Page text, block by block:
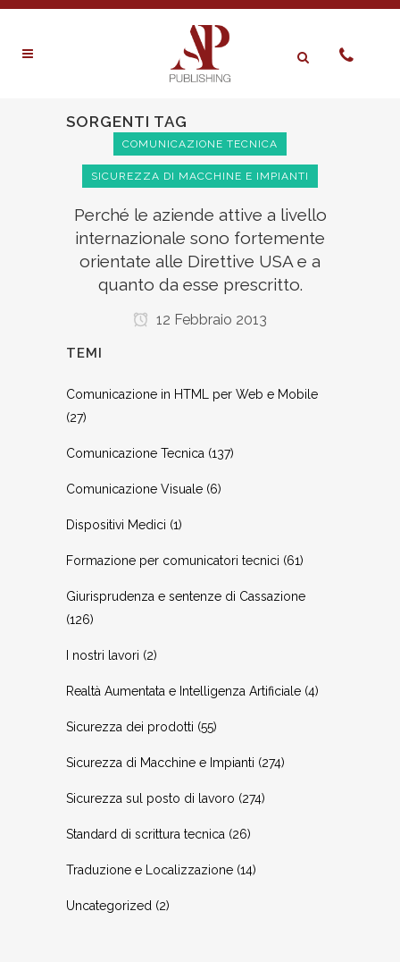
SORGENTI TAG
COMUNICAZIONE TECNICA
SICUREZZA DI MACCHINE E IMPIANTI
Perché le aziende attive a livello
internazionale sono fortemente
orientate alle Direttive USA e a
quanto da esse prescritto.
12 Febbraio 2013
TEMI
Comunicazione in HTML per Web e Mobile
(27)
Comunicazione Tecnica (137)
Comunicazione Visuale (6)
Dispositivi Medici (1)
Formazione per comunicatori tecnici (61)
Giurisprudenza e sentenze di Cassazione
(126)
I nostri lavori (2)
Realtà Aumentata e Intelligenza Artificiale (4)
Sicurezza dei prodotti (55)
Sicurezza di Macchine e Impianti (274)
Sicurezza sul posto di lavoro (274)
Standard di scrittura tecnica (26)
Traduzione e Localizzazione (14)
Uncategorized (2)